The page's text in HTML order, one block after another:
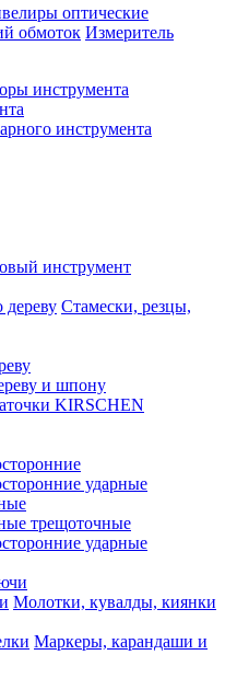
оптические
Измеритель
инструмента
инструмента
инструмент
Стамески, резцы,
и шпону
KIRSCHEN
ударные
трещоточные
ударные
Молотки, кувалды, киянки
Маркеры, карандаши и